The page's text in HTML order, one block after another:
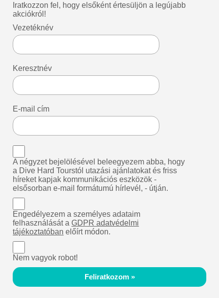
Iratkozzon fel, hogy elsőként értesüljön a legújabb
akciókról!
Vezetéknév
Keresztnév
E-mail cím
A négyzet bejelölésével beleegyezem abba, hogy
a Dive Hard Tourstól utazási ajánlatokat és friss
híreket kapjak kommunikációs eszközök -
elsősorban e-mail formátumú hírlevél, - útján.
Engedélyezem a személyes adataim
felhasználását aGDPR adatvédelmi
tájékoztatóban előírt módon.
Nem vagyok robot!
Feliratkozom »